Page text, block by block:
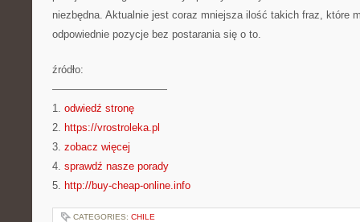
niezbędna. Aktualnie jest coraz mniejsza ilość takich fraz, które
odpowiednie pozycje bez postarania się o to.
źródło:
———————————
1. odwiedź stronę
2. https://vrostroleka.pl
3. zobacz więcej
4. sprawdź nasze porady
5. http://buy-cheap-online.info
CATEGORIES: CHILE